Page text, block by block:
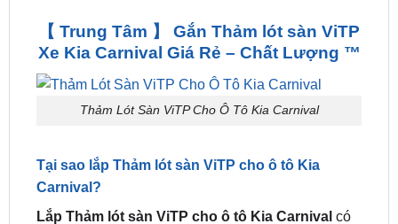
Thảm Lót Sàn ViTP Cho Ô Tô Kia Carnival
Tại sao lắp Thảm lót sàn ViTP cho ô tô Kia
Lắp Thảm lót sàn ViTP cho ô tô Kia Carnival
nhiều lợi ích như sau: